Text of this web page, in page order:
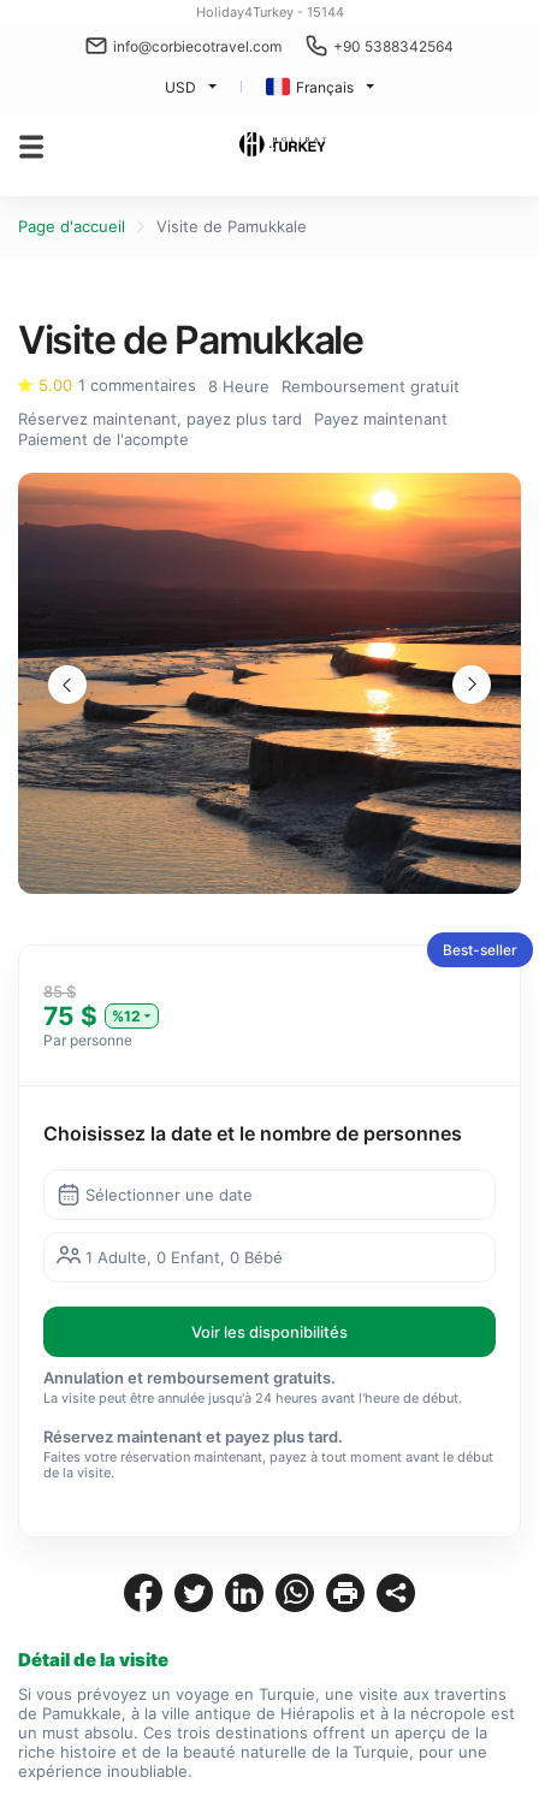
Holiday4Turkey - 15144
info@corbiecotravel.com +90 5388342564
USD Français
Page d'accueil Visite de Pamukkale
Détail de la visite
Si vous prévoyez un voyage en Turquie, une visite aux travertins
de Pamukkale, à la ville antique de Hiérapolis et à la nécropole est
un must absolu. Ces trois destinations offrent un aperçu de la
riche histoire et de la beauté naturelle de la Turquie, pour une
expérience inoubliable.
Visite de Pamukkale
5.00 1 commentaires 8 Heure
Remboursement gratuit
Réservez maintenant, payez plus tard
Payez maintenant
Paiement de l'acompte
Best-seller
85 $
75 $
%12
Par personne
Choisissez la date et le nombre de personnes
Sélectionner une date
1 Adulte, 0 Enfant, 0 Bébé
Voir les disponibilités
Annulation et remboursement gratuits.
La visite peut être annulée jusqu'à 24 heures avant l'heure de début.
Réservez maintenant et payez plus tard.
Faites votre réservation maintenant, payez à tout moment avant le début
de la visite.